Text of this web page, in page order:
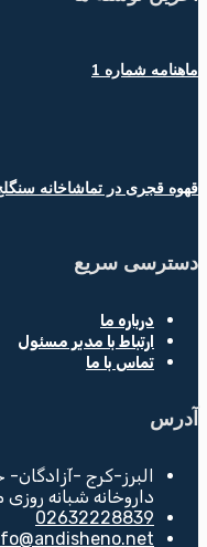
ماهنامه شماره 1
قهوه قجری در تماشاخانه
دسترسی سریع
درباره ما
ارتباط با مدیر مسئول
تماس با ما
آدرس
البرز-کرج -
داروخانه شبانه
02632228839